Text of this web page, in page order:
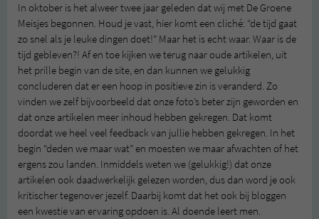
In oktober is het alweer twee jaar geleden dat wij met De Groene
Meisjes begonnen. Houd je vast, hier komt een cliché: “de tijd gaat
zo snel als je leuke dingen doet!” Maar het is echt waar. Waar is de
tijd gebleven?! Af en toe kijken we terug naar oude artikelen, uit
het prille begin van de site, en dan kunnen we gelukkig
concluderen dat er een hoop in positieve zin is veranderd. Zo
vinden we zelf bijvoorbeeld dat onze foto’s beter zijn geworden en
dat onze artikelen meer inhoud hebben gekregen. Dat komt
doordat we heel veel feedback van jullie hebben gekregen. In het
begin “deden we maar wat” en moesten we maar afwachten of het
ergens zou landen. Inmiddels weten we (gelukkig!) dat onze
artikelen ook daadwerkelijk gelezen worden, dus dan word je ook
kritischer tegenover jezelf. Daarbij komt dat het ook bij bloggen
een kwestie van ervaring opdoen is. Al doende leert men.